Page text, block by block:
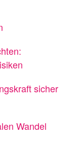
sicher
Wandel